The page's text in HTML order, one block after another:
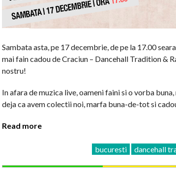
Sambata asta, pe 17 decembrie, de pe la 17.00
mai fain cadou de Craciun – Dancehall Tradition &
nostru!
In afara de muzica live, oameni faini si o vorba
deja ca avem colectii noi, marfa buna-de-tot si
Read more
bucuresti dancehall